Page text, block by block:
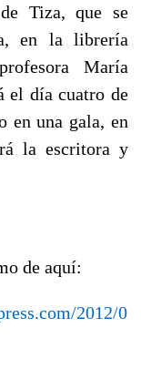
Tiza, que se
en la librería
María
el día cuatro de
en una gala, en
la escritora y
de aquí:
2012/